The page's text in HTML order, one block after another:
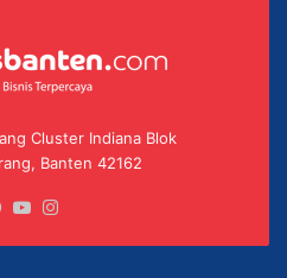
Cluster Indiana Blok
Banten 42162
Facebook
YouTube